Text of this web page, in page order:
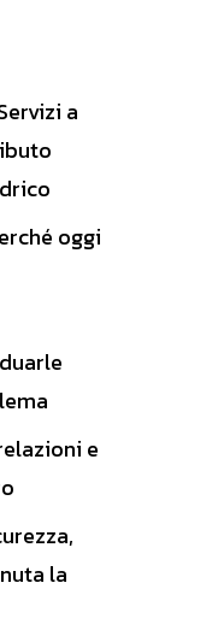
a
oggi
e
la